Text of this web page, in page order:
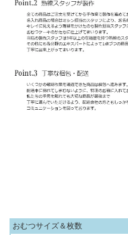
おむつサイズ＆枚数